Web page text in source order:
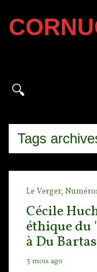
Tags
Le Verger,
Cécile
éthique du
à Du Bartas
3 mois ago